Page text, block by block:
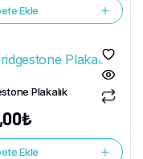
Ekle
Plakalık
₺
Ekle